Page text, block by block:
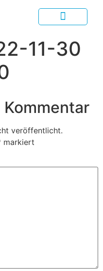
11-30
veröffentlicht.
markiert